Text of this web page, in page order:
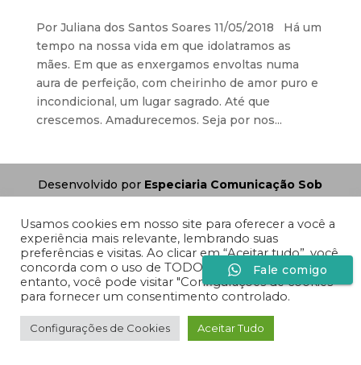
Por Juliana dos Santos Soares 11/05/2018 Há um
tempo na nossa vida em que idolatramos as
mães. Em que as enxergamos envoltas numa
aura de perfeição, com cheirinho de amor puro e
incondicional, um lugar sagrado. Até que
crescemos. Amadurecemos. Seja por nos...
Desenvolvido por Especiaria Comunicação Sob
Usamos cookies em nosso site para oferecer a você a
experiência mais relevante, lembrando suas
preferências e visitas. Ao clicar em “Aceitar tudo”, você
concorda com o uso de TODOS os cookies. No
entanto, você pode visitar "Configurações de cookies"
para fornecer um consentimento controlado.
Configurações de Cookies Aceitar Tudo
Fale comigo